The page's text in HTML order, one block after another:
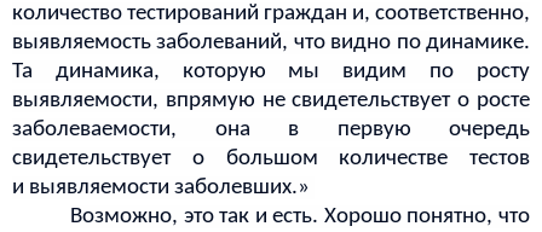
количество тестирований граждан и, соответственно,
выявляемость заболеваний, что видно по динамике.
Та динамика, которую мы видим по
росту
выявляемости, впрямую не свидетельствует о росте
заболеваемости, она в
первую очередь
свидетельствует о
большом количестве тестов
и выявляемости заболевших.»
Возможно, это так и есть. Хорошо понятно, что